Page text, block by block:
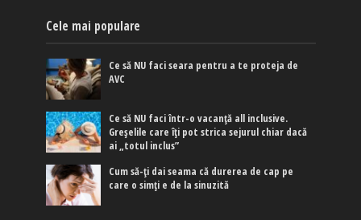
Cele mai populare
Ce să NU faci seara pentru a te proteja de
AVC
Ce să NU faci într-o vacanță all inclusive.
Greșelile care îți pot strica sejurul chiar dacă
ai „totul inclus”
Cum să-ți dai seama că durerea de cap pe
care o simți e de la sinuzită